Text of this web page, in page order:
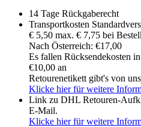
14 Tage Rückgaberecht
Transportkosten
€ 5,50 max. € 7,75 bei
Nach Österreich: €17,00
Es fallen Rücksendekosten
€10,00 an
Retourenetikett gibt's von uns
Klicke hier für weitere
Link zu DHL Retouren-
E-Mail.
Klicke hier für weitere